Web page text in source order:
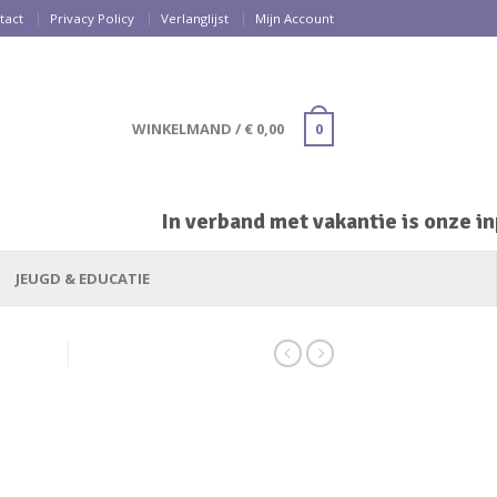
Privacy Policy Verlanglijst Mijn Account
WINKELMAND / € 0,00 0
In verband met vakantie is onze
JEUGD & EDUCATIE